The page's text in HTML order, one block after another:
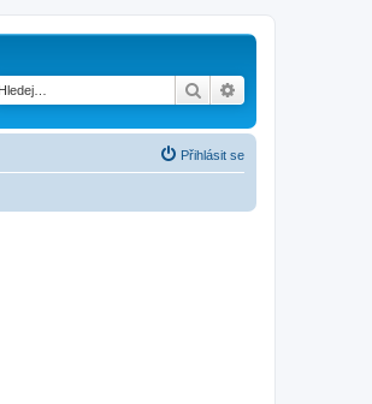
Hledat
Přihlásit se